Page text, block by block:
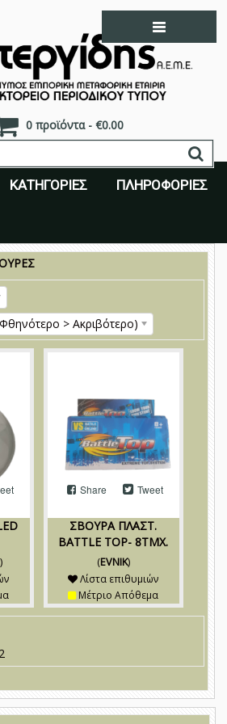
0 προϊόντα - €0.00
ΚΑΤΗΓΟΡΊΕΣ ΠΛΗΡΟΦΟΡΊΕΣ
> Ακριβότερο)
)
ΣΒΟΥΡΑ ΠΛΑΣΤ.
BATTLE TOP- 8TMX.
(EVNIK)
Share Tweet
Λίστα επιθυμιών
Μέτριο Απόθεμα